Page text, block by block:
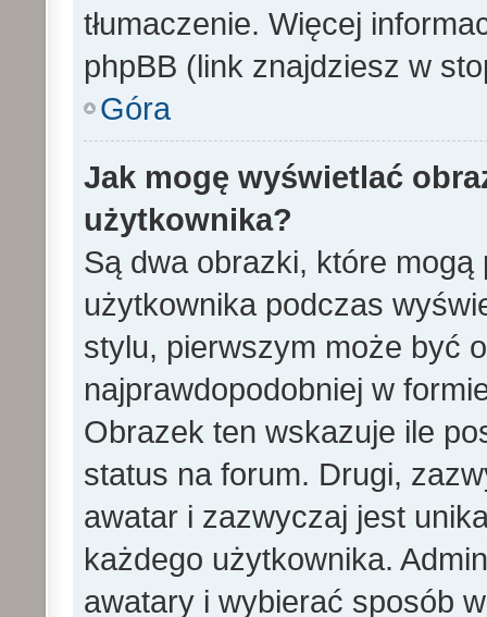
tłumaczenie. Więcej
phpBB (link znajdziesz w
Góra
Jak mogę wyświetlać
użytkownika?
Są dwa obrazki, które
użytkownika podczas
stylu, pierwszym może być
najprawdopodobniej w
Obrazek ten wskazuje ile
status na forum. Drugi,
awatar i zazwyczaj jest
każdego użytkownika.
awatary i wybierać sposób